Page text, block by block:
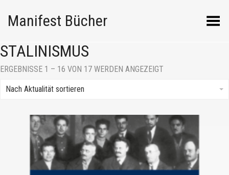
Manifest Bücher Menü umschalten
STALINISMUS
ERGEBNISSE 1 – 16 VON 17 WERDEN ANGEZEIGT
Nach Aktualität sortieren